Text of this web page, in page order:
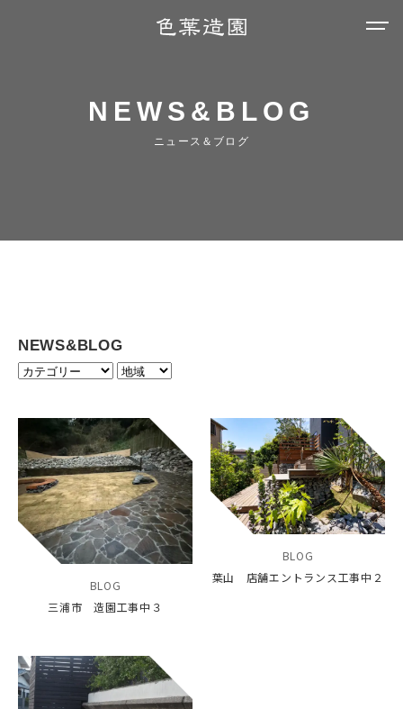
NEWS&BLOG
ニュース＆ブログ
NEWS&BLOG
BLOG
三浦市 造園工事中３
BLOG
葉山 店舗エントランス工事中２